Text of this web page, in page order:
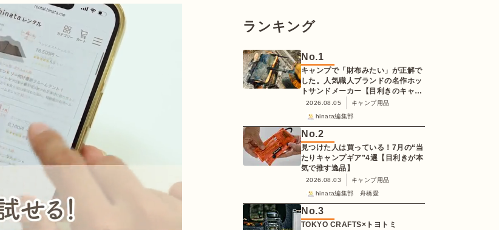
ランキング
No.1
キャンプで「財布みたい」が正解で
した。人気職人ブランドの名作ホッ
トサンドメーカー【目利きのキャン
プギア】
2026.08.05
キャンプ用品
hinata編集部
No.2
見つけた人は買っている！7月の“当
たりキャンプギア”4選【目利きが本
気で推す逸品】
2026.08.03
キャンプ用品
hinata編集部 舟橋愛
No.3
TOKYO CRAFTS×トヨトミ